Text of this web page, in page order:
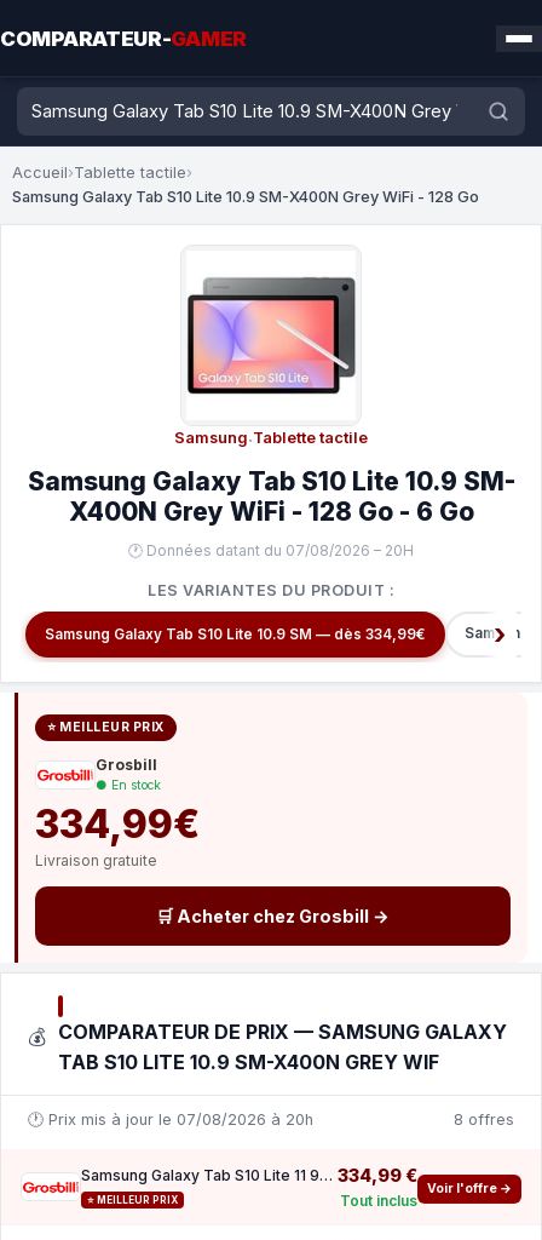
COMPARATEUR-GAMER
Accueil›Tablette tactile›
Samsung Galaxy Tab S10 Lite 10.9 SM-X400N Grey WiFi - 128 Go
Samsung·Tablette tactile
Samsung Galaxy Tab S10 Lite 10.9 SM-
X400N Grey WiFi - 128 Go - 6 Go
🕐 Données datant du 07/08/2026 – 20H
LES VARIANTES DU PRODUIT :
Samsung Galaxy Tab S10 Lite 10.9 SM — dès 334,99€ Samsung
⭐ MEILLEUR PRIX
Grosbill
● En stock
334,99€
Livraison gratuite
🛒 Acheter chez Grosbill →
💰 COMPARATEUR DE PRIX — SAMSUNG GALAXY
TAB S10 LITE 10.9 SM-X400N GREY WIF
🕐 Prix mis à jour le 07/08/2026 à 20h 8 offres
Samsung Galaxy Tab S10 Lite 11 90Hz Spen 6 Go 128Go Gray
⭐ MEILLEUR PRIX
334,99 €
Tout inclus
Voir l'offre →